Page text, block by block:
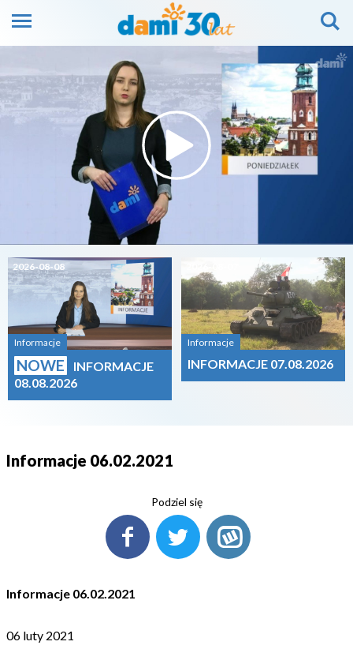
2026-08-08
Informacje
NOWE
INFORMACJE
08.08.2026
Informacje
INFORMACJE 07.08.2026
Informacje 06.02.2021
Podziel się
Informacje 06.02.2021
06 luty 2021